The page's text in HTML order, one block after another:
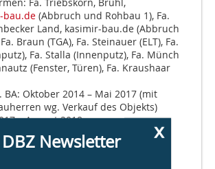
: Fa. Triebskorn, Brühl,
bau.de (Abbruch und Rohbau 1), Fa.
Land, kasimir-bau.de (Abbruch
Braun (TGA), Fa. Steinauer (ELT), Fa.
Fa. Stalla (Innenputz), Fa. Münch
(Fenster, Türen), Fa. Kraushaar
BA: Oktober 2014 – Mai 2017 (mit
wg. Verkauf des Objekts)
– August 2018 x
DBZ Newsletter